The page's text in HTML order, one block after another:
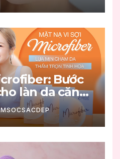
Bước
làn da căng